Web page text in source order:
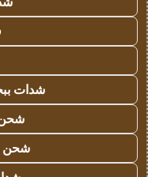
شدات
شحن
شحن